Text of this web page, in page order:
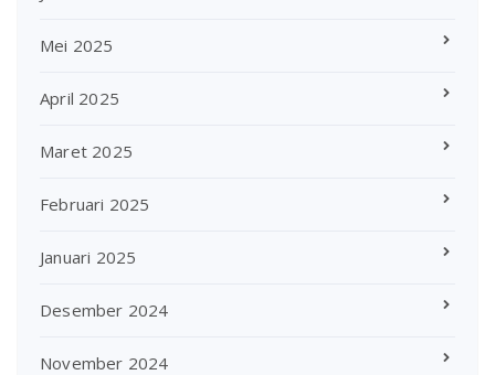
Mei 2025
April 2025
Maret 2025
Februari 2025
Januari 2025
Desember 2024
November 2024